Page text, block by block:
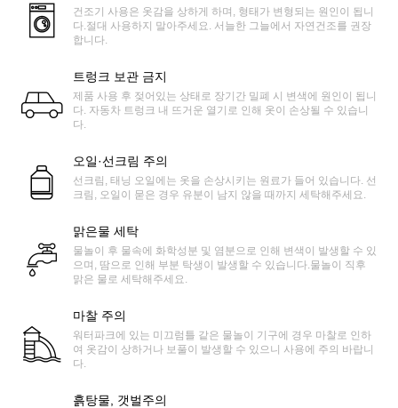
건조기 사용은 옷감을 상하게 하며, 형태가 변형되는 원인이 됩니
다.절대 사용하지 말아주세요. 서늘한 그늘에서 자연건조를 권장
합니다.
트렁크 보관 금지
제품 사용 후 젖어있는 상태로 장기간 밀폐 시 변색에 원인이 됩니
다. 자동차 트렁크 내 뜨거운 열기로 인해 옷이 손상될 수 있습니
다.
오일·선크림 주의
선크림, 태닝 오일에는 옷을 손상시키는 원료가 들어 있습니다. 선
크림, 오일이 묻은 경우 유분이 남지 않을 때까지 세탁해주세요.
맑은물 세탁
물놀이 후 물속에 화학성분 및 염분으로 인해 변색이 발생할 수 있
으며, 땀으로 인해 부분 탁생이 발생할 수 있습니다.물놀이 직후
맑은 물로 세탁해주세요.
마찰 주의
워터파크에 있는 미끄럼틀 같은 물놀이 기구에 경우 마찰로 인하
여 옷감이 상하거나 보풀이 발생할 수 있으니 사용에 주의 바랍니
다.
흙탕물, 갯벌주의